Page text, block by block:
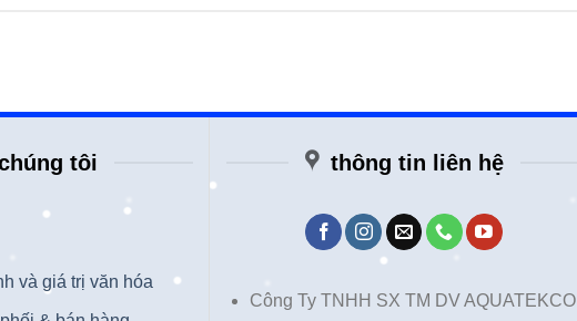
tôi
và giá trị văn hóa
thông tin liên hệ
Công Ty TNHH SX TM DV AQUATEKCO